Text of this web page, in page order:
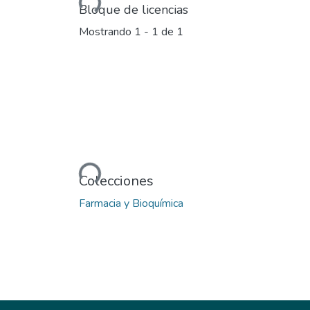
Cargando...
Bloque de licencias
Mostrando 1 - 1 de 1
Cargando...
Colecciones
Farmacia y Bioquímica